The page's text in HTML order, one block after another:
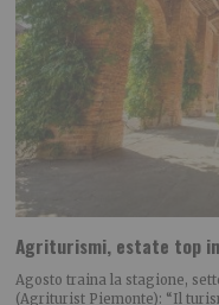
Agriturismi, estate top
Agosto traina la stagione,
(Agriturist Piemonte): “Il